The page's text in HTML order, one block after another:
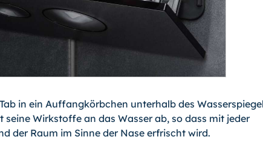
in ein Auffangkörbchen unterhalb des
Wirkstoffe an das Wasser ab, so dass mit jeder
der Raum im Sinne der Nase erfrischt wird.